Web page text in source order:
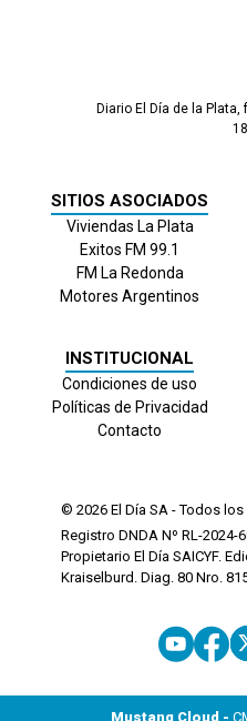
Diario El Día de la
SITIOS ASOCIADOS
Viviendas La Plata
Exitos FM 99.1
FM La Redonda
Motores Argentinos
INSTITUCIONAL
Condiciones de uso
Políticas de Privacidad
Contacto
© 2026 El Día SA - Todos
Registro DNDA Nº RL-2024-
Propietario El Día SAICYF.
Kraiselburd. Diag. 80 Nro.
Mustang Cloud -